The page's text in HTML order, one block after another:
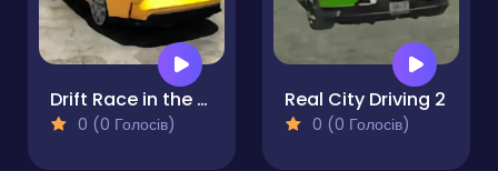
Drift Race in the Open World
0 (0 Голосів)
Real City Driving 2
0 (0 Голосів)